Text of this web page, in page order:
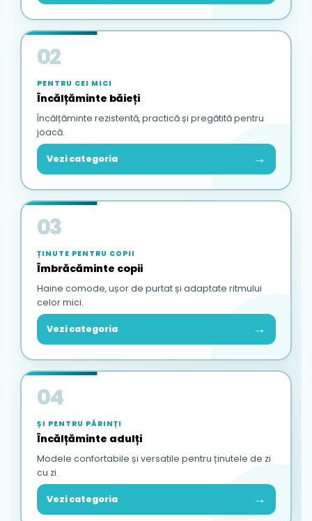
02
PENTRU CEI MICI
Încălțăminte băieți
Încălțăminte rezistentă, practică și pregătită pentru
joacă.
Vezi categoria →
03
ȚINUTE PENTRU COPII
Îmbrăcăminte copii
Haine comode, ușor de purtat și adaptate ritmului
celor mici.
Vezi categoria →
04
ȘI PENTRU PĂRINȚI
Încălțăminte adulți
Modele confortabile și versatile pentru ținutele de zi
cu zi.
Vezi categoria →